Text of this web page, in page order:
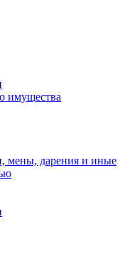
имущества
мены, дарения и иные